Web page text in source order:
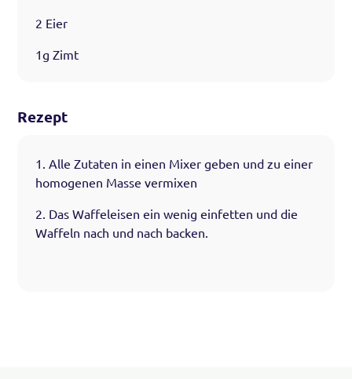
2 Eier
1g Zimt
Rezept
1. Alle Zutaten in einen Mixer geben und zu einer
homogenen Masse vermixen
2. Das Waffeleisen ein wenig einfetten und die
Waffeln nach und nach backen.